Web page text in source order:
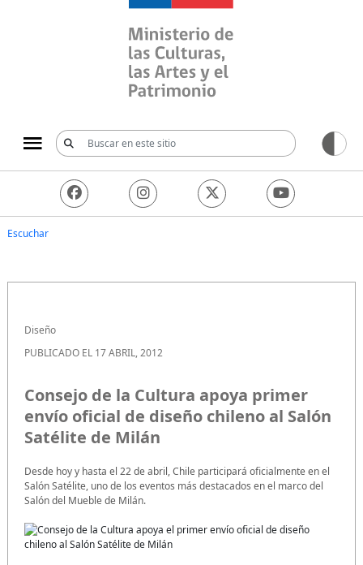
Ministerio de las
Escuchar
Diseño
PUBLICADO EL 17 ABRIL, 2012
Consejo de la Cultura apoya primer
envío oficial de diseño chileno al Salón
Satélite de Milán
Desde hoy y hasta el 22 de abril, Chile participará oficialmente en el
Salón Satélite, uno de los eventos más destacados en el marco del
Salón del Mueble de Milán.